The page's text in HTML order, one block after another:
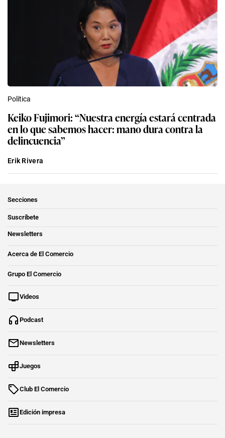
Política
Keiko Fujimori: “Nuestra energía estará centrada
en lo que sabemos hacer: mano dura contra la
delincuencia”
Erik Rivera
Secciones
Suscríbete
Newsletters
Acerca de El Comercio
Grupo El Comercio
Videos
Podcast
Newsletters
Juegos
Club El Comercio
Edición impresa